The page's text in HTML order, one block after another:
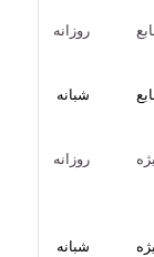
روزانه
شبانه
روزانه
شبانه